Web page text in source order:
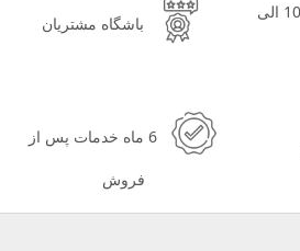
پشتیبانی از ساعت 10 الی
باشگاه مشتریان
6 ماه خدمات پس از
فروش